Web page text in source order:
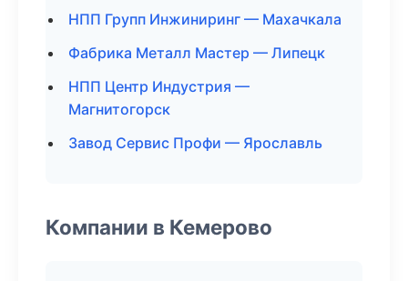
НПП Групп Инжиниринг — Махачкала
Фабрика Металл Мастер — Липецк
НПП Центр Индустрия —
Магнитогорск
Завод Сервис Профи — Ярославль
Компании в Кемерово